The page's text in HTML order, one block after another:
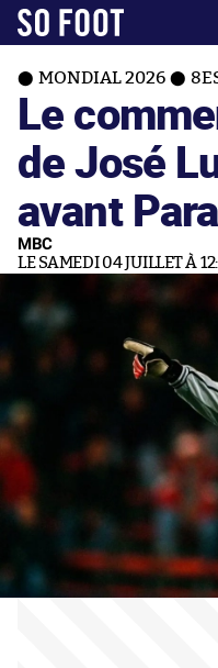
MONDIAL 2026
Le
de José
avant
MBC
LE SAMEDI 04 JUILLET À